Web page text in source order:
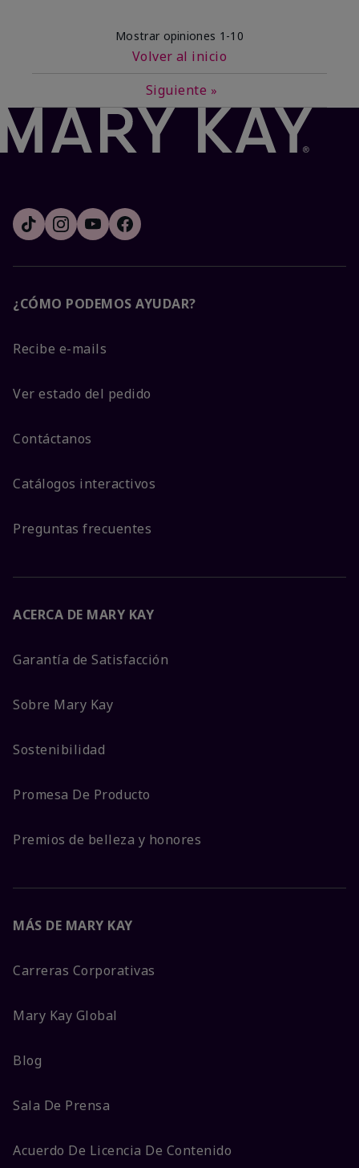
Mostrar opiniones 1-10
Volver al inicio
Siguiente »
¿CÓMO PODEMOS AYUDAR?
Recibe e-mails
Ver estado del pedido
Contáctanos
Catálogos interactivos
Preguntas frecuentes
ACERCA DE MARY KAY
Garantía de Satisfacción
Sobre Mary Kay
Sostenibilidad
Promesa De Producto
Premios de belleza y honores
MÁS DE MARY KAY
Carreras Corporativas
Mary Kay Global
Blog
Sala De Prensa
Acuerdo De Licencia De Contenido